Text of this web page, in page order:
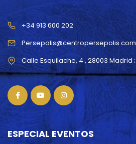
Persepolis@centropersepolis.com
+34 913 600 202
ESPECIAL EVENTOS